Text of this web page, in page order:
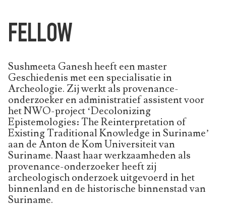
FELLOW
Sushmeeta Ganesh heeft een master
Geschiedenis met een specialisatie in
Archeologie. Zij werkt als provenance-
onderzoeker en administratief assistent voor
het NWO-project ‘Decolonizing
Epistemologies: The Reinterpretation of
Existing Traditional Knowledge in Suriname’
aan de Anton de Kom Universiteit van
Suriname. Naast haar werkzaamheden als
provenance-onderzoeker heeft zij
archeologisch onderzoek uitgevoerd in het
binnenland en de historische binnenstad van
Suriname.